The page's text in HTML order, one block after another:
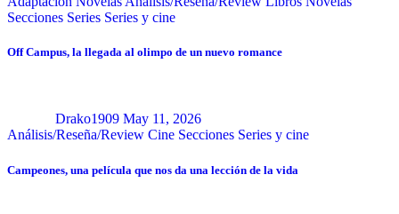
Secciones Series Series y cine
Off Campus, la llegada al olimpo de un nuevo romance
Drako1909 May 11, 2026
Análisis/Reseña/Review Cine Secciones Series y cine
Campeones, una película que nos da una lección de la vida